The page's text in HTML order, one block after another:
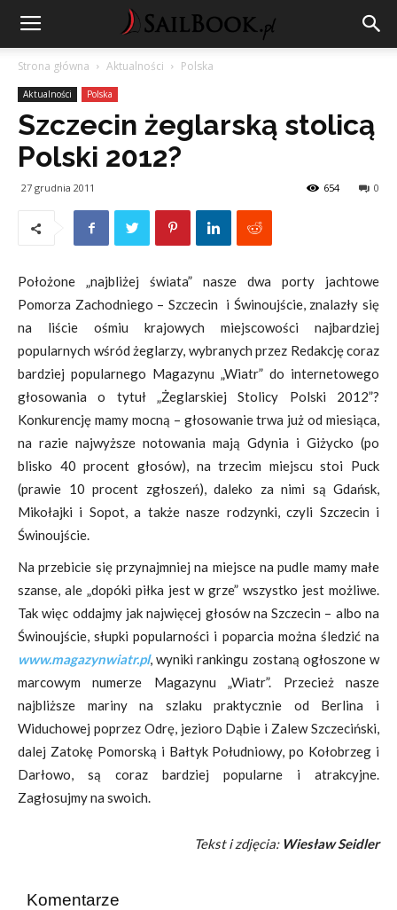
Strona główna Aktualności Polska
Aktualności Polska
Szczecin żeglarską stolicą
Polski 2012?
27 grudnia 2011 0
654
Położone „najbliżej świata” nasze dwa porty jachtowe
Pomorza Zachodniego – Szczecin i Świnoujście, znalazły się
na liście ośmiu krajowych miejscowości najbardziej
popularnych wśród żeglarzy, wybranych przez Redakcję coraz
bardziej popularnego Magazynu „Wiatr” do internetowego
głosowania o tytuł „Żeglarskiej Stolicy Polski 2012”?
Konkurencję mamy mocną – głosowanie trwa już od miesiąca,
na razie najwyższe notowania mają Gdynia i Giżycko (po
blisko 40 procent głosów), na trzecim miejscu stoi Puck
(prawie 10 procent zgłoszeń), daleko za nimi są Gdańsk,
Mikołajki i Sopot, a także nasze rodzynki, czyli Szczecin i
Świnoujście.
Na przebicie się przynajmniej na miejsce na pudle mamy małe
szanse, ale „dopóki piłka jest w grze” wszystko jest możliwe.
Tak więc oddajmy jak najwięcej głosów na Szczecin – albo na
Świnoujście, słupki popularności i poparcia można śledzić na
www.magazynwiatr.pl, wyniki rankingu zostaną ogłoszone w
marcowym numerze Magazynu „Wiatr”. Przecież nasze
najbliższe mariny na szlaku praktycznie od Berlina i
Widuchowej poprzez Odrę, jezioro Dąbie i Zalew Szczeciński,
dalej Zatokę Pomorską i Bałtyk Południowy, po Kołobrzeg i
Darłowo, są coraz bardziej popularne i atrakcyjne.
Zagłosujmy na swoich.
Tekst i zdjęcia: Wiesław Seidler
Komentarze